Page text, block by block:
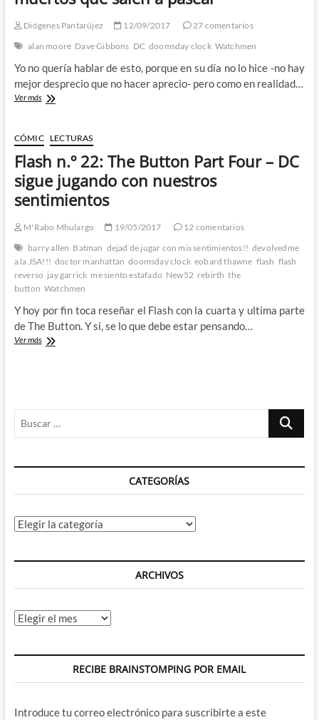
que
Johns
necesitamos
Diógenes Pantarújez 12/09/2017
27 comentarios
alan moore Dave Gibbons DC doomsday clock Watchmen
Yo no quería hablar de esto, porque en su día no lo hice -no hay
mejor desprecio que no hacer aprecio- pero como en realidad…
Ver másDoomsday
Watchmen
y
muertos
salen
a
CÓMIC LECTURAS
Flash n.º 22: The Button Part Four – DC
sigue jugando con nuestros
sentimientos
M'Rabo Mhulargo 19/05/2017
12 comentarios
barry allen Batman dejad de jugar con mis sentimientos!! devolvedme
a la JSA!!! doctor manhattan doomsday clock eobard thawne flash flash
reverso jay garrick me siento estafado New52 rebirth the
button Watchmen
Y hoy por fin toca reseñar el Flash con la cuarta y ultima parte
de The Button. Y si, se lo que debe estar pensando…
Ver másFlash
–
jugando
nuestros
Buscar
CATEGORÍAS
Categorías
ARCHIVOS
Archivos
RECIBE BRAINSTOMPING POR EMAIL
Introduce tu correo electrónico para suscribirte a este